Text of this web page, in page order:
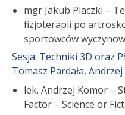
mgr Jakub Placzki –
fizjoterapii po
sportowców
Sesja: Techniki 3D oraz
Tomasz Pardała,
lek. Andrzej Komor –
Factor – Science or